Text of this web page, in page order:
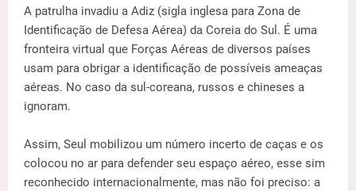
A patrulha invadiu a Adiz (sigla inglesa para Zona de
Identificação de Defesa Aérea) da Coreia do Sul. É uma
fronteira virtual que Forças Aéreas de diversos países
usam para obrigar a identificação de possíveis ameaças
aéreas. No caso da sul-coreana, russos e chineses a
ignoram.
Assim, Seul mobilizou um número incerto de caças e os
colocou no ar para defender seu espaço aéreo, esse sim
reconhecido internacionalmente, mas não foi preciso: a